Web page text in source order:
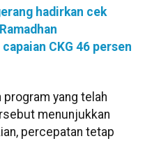
hadirkan cek
CKG 46 persen
program yang telah
menunjukkan
percepatan tetap